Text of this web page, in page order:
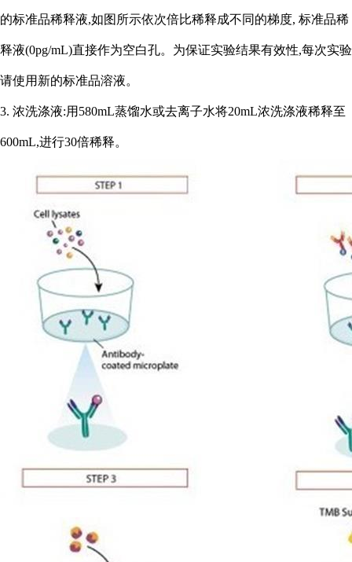
的标准品稀释液,如图所示依次倍比稀释成不同的梯度, 标准品稀
释液(0pg/mL)直接作为空白孔。为保证实验结果有效性,每次实验
请使用新的标准品溶液。
3. 浓洗涤液:用580mL蒸馏水或去离子水将20mL浓洗涤液稀释至
600mL,进行30倍稀释。